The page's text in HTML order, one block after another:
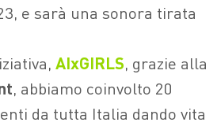
e sarà una sonora tirata
AIxGIRLS, grazie alla
, abbiamo coinvolto 20
da tutta Italia dando vita